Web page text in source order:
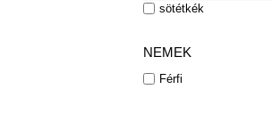
sötétkék
NEMEK
Férfi